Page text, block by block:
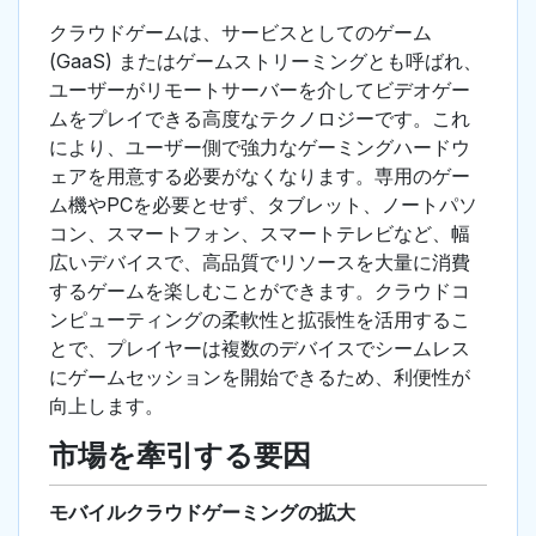
クラウドゲームは、サービスとしてのゲーム
(GaaS) またはゲームストリーミングとも呼ばれ、
ユーザーがリモートサーバーを介してビデオゲー
ムをプレイできる高度なテクノロジーです。これ
により、ユーザー側で強力なゲーミングハードウ
ェアを用意する必要がなくなります。専用のゲー
ム機やPCを必要とせず、タブレット、ノートパソ
コン、スマートフォン、スマートテレビなど、幅
広いデバイスで、高品質でリソースを大量に消費
するゲームを楽しむことができます。クラウドコ
ンピューティングの柔軟性と拡張性を活用するこ
とで、プレイヤーは複数のデバイスでシームレス
にゲームセッションを開始できるため、利便性が
向上します。
市場を牽引する要因
モバイルクラウドゲーミングの拡大